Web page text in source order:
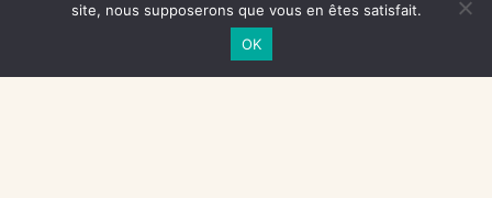
NOS SOUTIENS
CENTRE NATIONAL DU LIVRE
site, nous supposerons que vous en êtes satisfait.
OK